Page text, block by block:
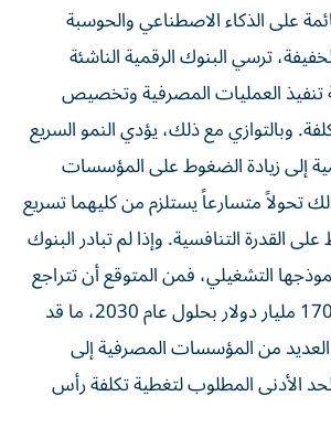
على الذكاء الاصطناعي والحوسبة
ترسي البنوك الرقمية الناشئة
تنفيذ العمليات المصرفية وتخصيص
وبالتوازي مع ذلك، يؤدي النمو السريع
إلى زيادة الضغوط على المؤسسات
تحولاً متسارعاً يستلزم من كليهما تسريع
القدرة التنافسية. وإذا لم تبادر البنوك
التشغيلي، فمن المتوقع أن تتراجع
أرباح القطاع بمقدار 170 مليار دولار بحلول عام 2030، ما قد
العديد من المؤسسات المصرفية إلى
الأدنى المطلوب لتغطية تكلفة رأس